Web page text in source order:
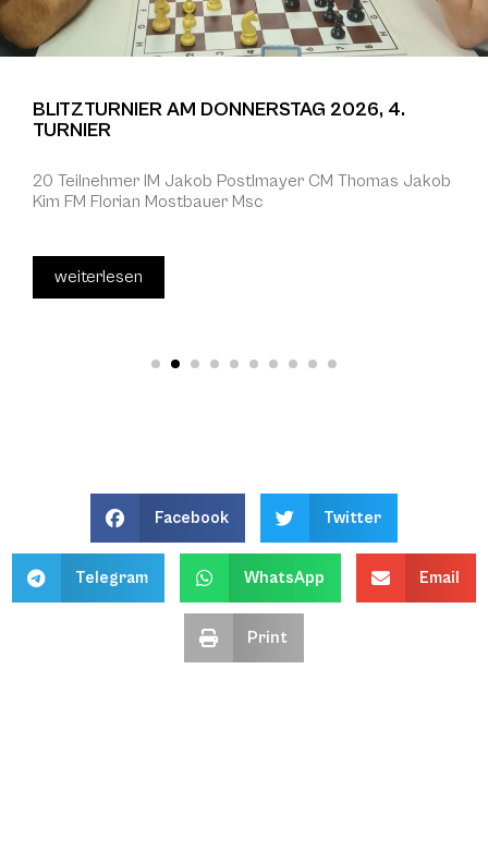
BLITZTURNIER AM DONNERSTAG 2026, 4.
TURNIER
20 Teilnehmer IM Jakob Postlmayer CM Thomas Jakob
Kim FM Florian Mostbauer Msc
weiterlesen
Facebook Twitter
Telegram WhatsApp Email
Print